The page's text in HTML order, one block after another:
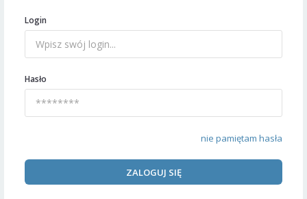
Login
Hasło
nie pamiętam hasła
ZALOGUJ SIĘ